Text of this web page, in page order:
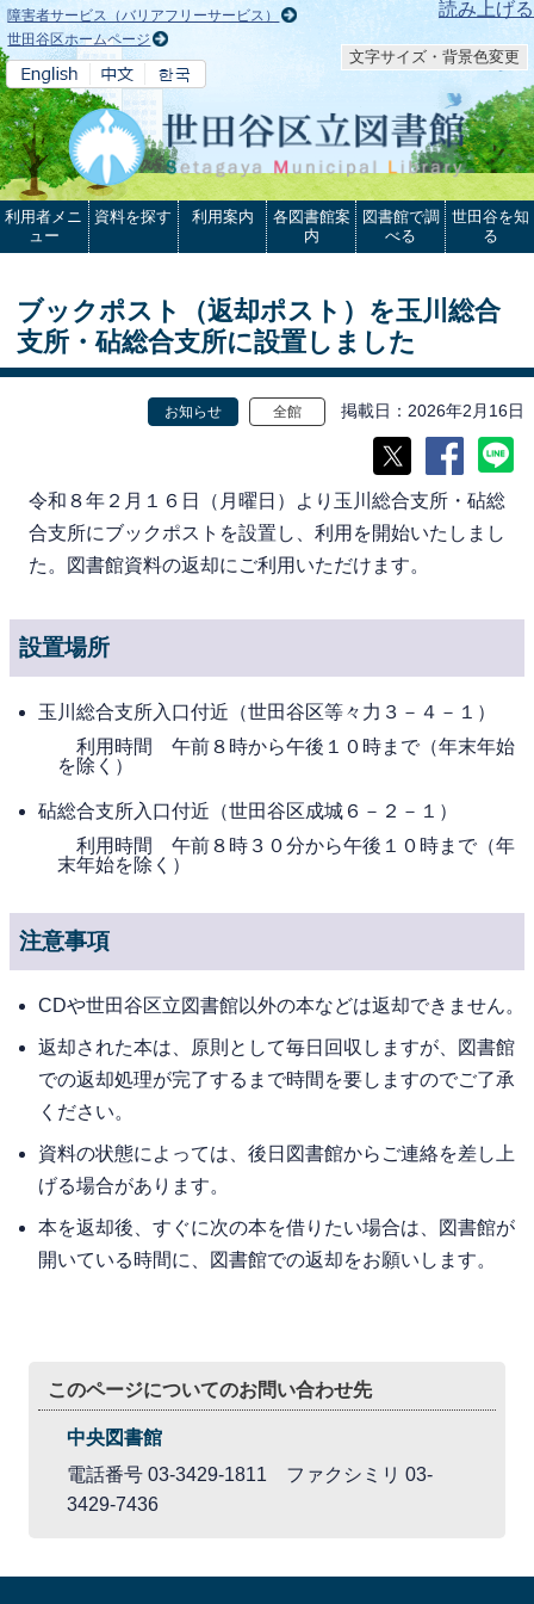
本文へ 読み上げる
障害者サービス（バリアフリーサービス）
世田谷区ホームページ
文字サイズ・背景色変更
利用者メニ
ュー
資料を探す 利用案内
各図書館案
内
図書館で調
べる
世田谷を知
る
ブックポスト（返却ポスト）を玉川総合
支所・砧総合支所に設置しました
お知らせ 全館 掲載日 2026年2月16日
令和８年２月１６日（月曜日）より玉川総合支所・砧総
合支所にブックポストを設置し、利用を開始いたしまし
た。図書館資料の返却にご利用いただけます。
設置場所
玉川総合支所入口付近（世田谷区等々力３－４－１）
利用時間 午前８時から午後１０時まで（年末年始
を除く）
砧総合支所入口付近（世田谷区成城６－２－１）
利用時間 午前８時３０分から午後１０時まで（年
末年始を除く）
注意事項
CDや世田谷区立図書館以外の本などは返却できません。
返却された本は、原則として毎日回収しますが、図書館
での返却処理が完了するまで時間を要しますのでご了承
ください。
資料の状態によっては、後日図書館からご連絡を差し上
げる場合があります。
本を返却後、すぐに次の本を借りたい場合は、図書館が
開いている時間に、図書館での返却をお願いします。
このページについてのお問い合わせ先
中央図書館
電話番号 03-3429-1811 ファクシミリ 03-
3429-7436